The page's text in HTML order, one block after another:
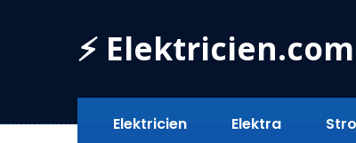
⚡ Elektricien.com
Elektricien Elektra